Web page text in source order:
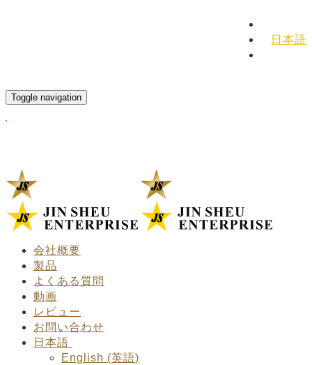
日本語
Toggle navigation
会社概要
製品
よくある質問
動画
レビュー
お問い合わせ
日本語
English (英語)